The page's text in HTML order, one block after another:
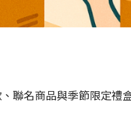
聯名商品與季節限定禮